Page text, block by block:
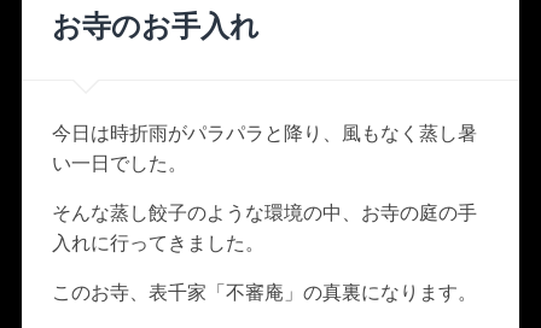
お寺のお手入れ
今日は時折雨がパラパラと降り、風もなく蒸し暑
い一日でした。
そんな蒸し餃子のような環境の中、お寺の庭の手
入れに行ってきました。
このお寺、表千家「不審庵」の真裏になります。